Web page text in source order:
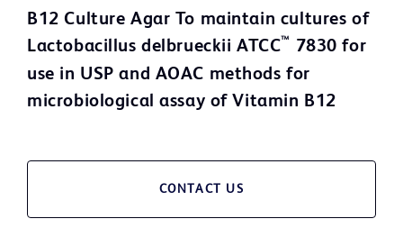
B12 Culture Agar To maintain cultures of
Lactobacillus delbrueckii ATCC™
7830 for
use in USP and AOAC methods for
microbiological assay of Vitamin B12
CONTACT US